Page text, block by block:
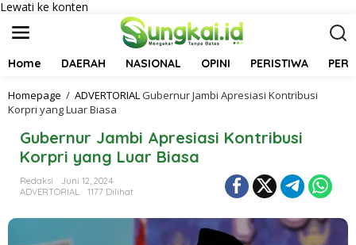
Lewati ke konten
Home DAERAH NASIONAL OPINI PERISTIWA
Homepage / ADVERTORIALGubernur Jambi Apresiasi Kontribusi
Korpri yang Luar Biasa
Gubernur Jambi Apresiasi Kontribusi
Korpri yang Luar Biasa
Redaksi
Juni 12, 2024
ADVERTORIAL
1177 Dilihat